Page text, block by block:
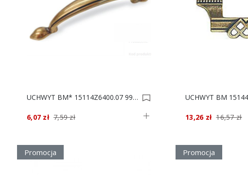
UCHWYT BM* 15114Z6400.07 99x14/64 0005305
6,07 zł 7,59 zł 13,26 zł 16,57 zł
Promocja Promocja